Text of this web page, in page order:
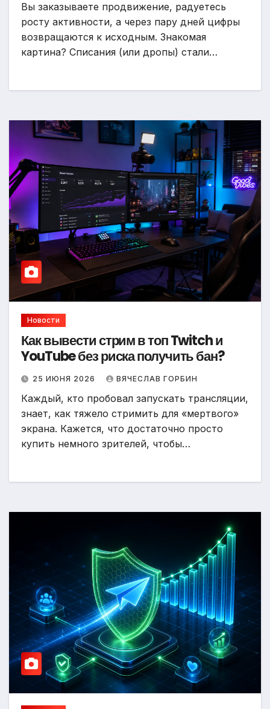
Вы заказываете продвижение, радуетесь
росту активности, а через пару дней цифры
возвращаются к исходным. Знакомая
картина? Списания (или дропы) стали…
Новости
Как вывести стрим в топ Twitch и
YouTube без риска получить бан?
25 ИЮНЯ 2026 ВЯЧЕСЛАВ ГОРБИН
Каждый, кто пробовал запускать трансляции,
знает, как тяжело стримить для «мертвого»
экрана. Кажется, что достаточно просто
купить немного зрителей, чтобы…